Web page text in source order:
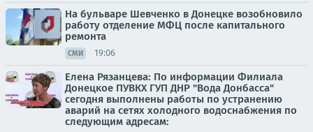
На бульваре Шевченко в Донецке возобновило
работу отделение МФЦ после капитального
ремонта
СМИ 19:06
Елена Рязанцева: По информации Филиала
Донецкое ПУВКХ ГУП ДНР "Вода Донбасса"
сегодня выполнены работы по устранению
аварий на сетях холодного водоснабжения по
следующим адресам: